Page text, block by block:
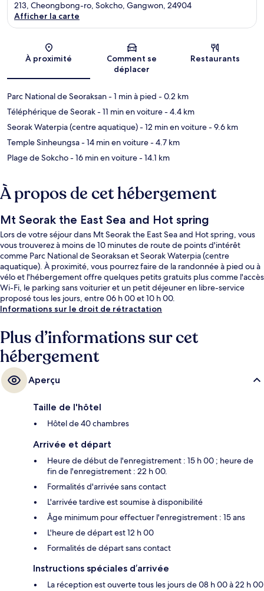
Carte
213, Cheongbong-ro, Sokcho, Gangwon, 24904
Afficher la carte
À proximité
Comment se
déplacer
Restaurants
Parc National de Seoraksan- 1 min à pied - 0.2 km
Téléphérique de Seorak- 11 min en voiture- 4.4 km
Seorak Waterpia (centre aquatique)- 12 min en voiture- 9.6 km
Temple Sinheungsa- 14 min en voiture- 4.7 km
Plage de Sokcho- 16 min en voiture- 14.1 km
À propos de cet hébergement
Mt Seorak the East Sea and Hot spring
Lors de votre séjour dans Mt Seorak the East Sea and Hot spring, vous
vous trouverez à moins de 10 minutes de route de points d'intérêt
comme Parc National de Seoraksan et Seorak Waterpia (centre
aquatique). À proximité, vous pourrez faire de la randonnée à pied ou à
vélo et l'hébergement offre quelques petits gratuits plus comme l'accès
Wi-Fi, le parking sans voiturier et un petit déjeuner en libre-service
proposé tous les jours, entre 06 h 00 et 10 h 00.
Informations sur le droit de rétractation
Plus d’informations sur cet
hébergement
Aperçu
Taille de l'hôtel
Hôtel de 40 chambres
Arrivée et départ
Heure de début de l'enregistrement : 15 h 00 ; heure de
fin de l'enregistrement : 22 h 00.
Formalités d'arrivée sans contact
L'arrivée tardive est soumise à disponibilité
Âge minimum pour effectuer l'enregistrement : 15 ans
L'heure de départ est 12 h 00
Formalités de départ sans contact
Instructions spéciales d’arrivée
La réception est ouverte tous les jours de 08 h 00 à 22 h 00